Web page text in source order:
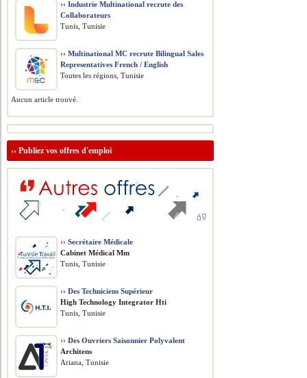
›› Industrie Multinational recrute des
Collaborateurs
Tunis, Tunisie
›› Multinational MC recrute Bilingual Sales
Representatives French / English
Toutes les régions, Tunisie
Aucun article trouvé.
››Publiez vos offres d'emploi
›› Secrétaire Médicale
Cabinet Médical Mm
Tunis, Tunisie
›› Des Techniciens Supérieur
High Technology Integrator Hti
Tunis, Tunisie
›› Des Ouvriers Saisonnier Polyvalent
Architens
Ariana, Tunisie